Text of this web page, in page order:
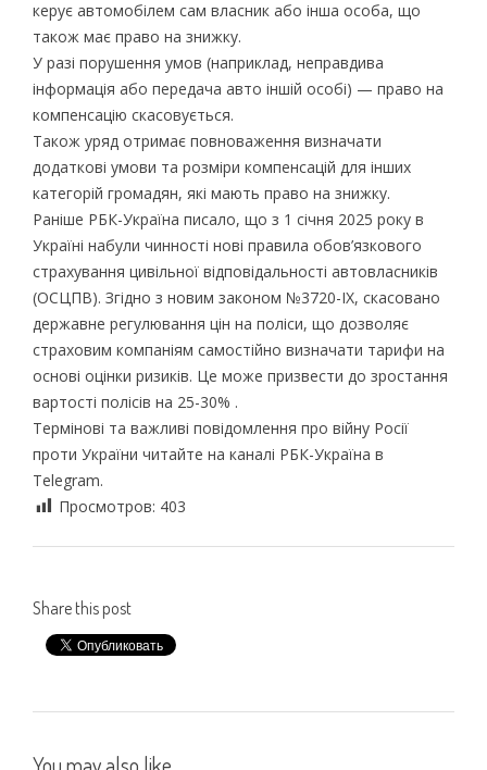
керує автомобілем сам власник або інша особа, що
також має право на знижку.
У разі порушення умов (наприклад, неправдива
інформація або передача авто іншій особі) — право на
компенсацію скасовується.
Також уряд отримає повноваження визначати
додаткові умови та розміри компенсацій для інших
категорій громадян, які мають право на знижку.
Раніше РБК-Україна писало, що з 1 січня 2025 року в
Україні набули чинності нові правила обов’язкового
страхування цивільної відповідальності автовласників
(ОСЦПВ). Згідно з новим законом №3720-ІХ, скасовано
державне регулювання цін на поліси, що дозволяє
страховим компаніям самостійно визначати тарифи на
основі оцінки ризиків. Це може призвести до зростання
вартості полісів на 25-30% .​
Термінові та важливі повідомлення про війну Росії
проти України читайте на каналі РБК-Україна в
Telegram.
Просмотров: 403
Share this post
You may also like...